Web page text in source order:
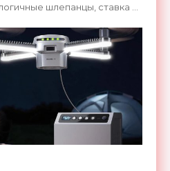
шлепанцы, ставка в